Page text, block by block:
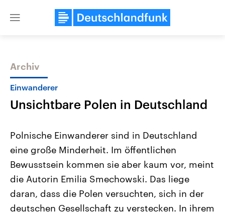
Close
Themen
Landtagswahl Sachsen-Anhalt
2026
Alle Informationen
Sachsen-Anhalt wählt am 6.
September 2026 einen neuen
USA
Aktuelle Beiträge,
Hintergründe
Wirtschaftlich und
gehören die Vereinigten
Archiv
Einwanderer
Unsichtbare Polen in Deutschland
Polnische Einwanderer sind in Deutschland
eine große Minderheit. Im öffentlichen
Bewusstsein kommen sie aber kaum vor, meint
die Autorin Emilia Smechowski. Das liege
daran, dass die Polen versuchten, sich in der
deutschen Gesellschaft zu verstecken. In ihrem